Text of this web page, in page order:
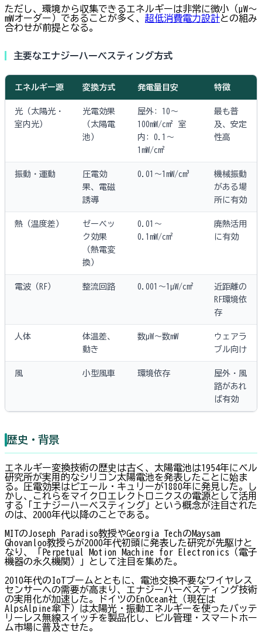
ただし、環境から収集できるエネルギーは非常に微小（µW〜
mWオーダー）であることが多く、 超低消費電力設計との組み
合わせが前提となる。
主要なエナジーハーベスティング方式
エネルギー源 変換方式 発電量目安 特徴
光（太陽光・
室内光）
光電効果
（太陽電
池）
屋外: 10〜
100mW/cm² 室
内: 0.1〜
1mW/cm²
最も普
及、安定
性高
振動・運動
圧電効
果、電磁
誘導
0.01〜1mW/cm³
機械振動
がある場
所に有効
熱（温度差）
ゼーベッ
ク効果
（熱電変
換）
0.01〜
0.1mW/cm²
廃熱活用
に有効
電波（RF） 整流回路 0.001〜1µW/cm²
近距離の
RF環境依
存
人体
体温差、
動き
数µW〜数mW
ウェアラ
ブル向け
風 小型風車 環境依存
屋外・風
路があれ
ば有効
歴史・背景
エネルギー変換技術の歴史は古く、太陽電池は1954年にベル
研究所が実用的なシリコン太陽電池を発表したことに始ま
る。圧電効果はピエール・キュリーが1880年に発見した。し
かし、これらをマイクロエレクトロニクスの電源として活用
する「エナジーハーベスティング」という概念が注目された
のは、2000年代以降のことである。
MITのJoseph Paradiso教授やGeorgia TechのMaysam
Ghovanloo教授らが2000年代初頭に発表した研究が先駆けと
なり、「Perpetual Motion Machine for Electronics（電子
機器の永久機関）」として注目を集めた。
2010年代のIoTブームとともに、電池交換不要なワイヤレス
センサーへの需要が高まり、エナジーハーベスティング技術
の実用化が加速した。ドイツのEnOcean社（現在は
AlpsAlpine傘下）は太陽光・振動エネルギーを使ったバッテ
リーレス無線スイッチを製品化し、ビル管理・スマートホー
ム市場に普及させた。